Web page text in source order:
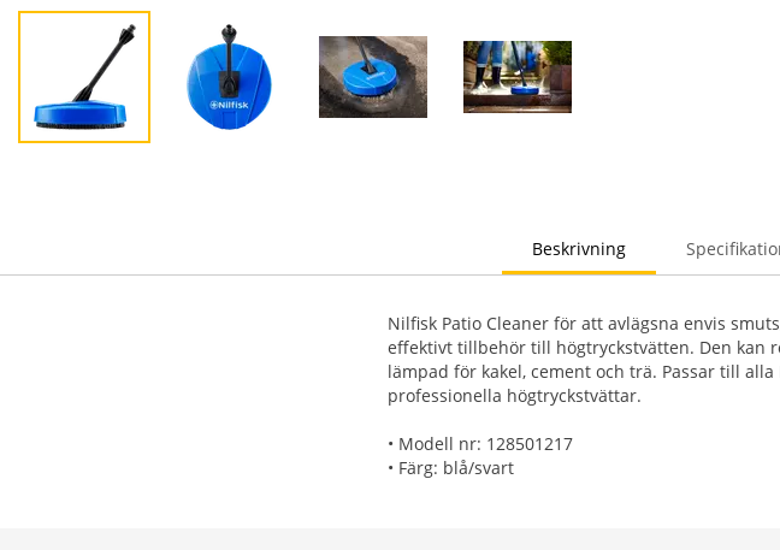
Beskrivning
Nilfisk Patio Cleaner för att avlägsna envis
effektivt tillbehör till högtryckstvätten. Den kan
lämpad för kakel, cement och trä. Passar till
professionella högtryckstvättar.
• Modell nr: 128501217
• Färg: blå/svart